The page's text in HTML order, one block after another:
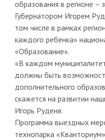
образования в регионе –
Губернатором Игорем
том числе в рамках
каждого ребенка»
«Образование».
«В каждом
должны быть
дополнительного
скажется на развитии
Игорь Руденя.
Программа выездных
технопарка